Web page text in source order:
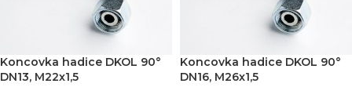
Koncovka hadice DKOL 90°
DN13, M22x1,5
Koncovka hadice DKOL 90°
DN16, M26x1,5